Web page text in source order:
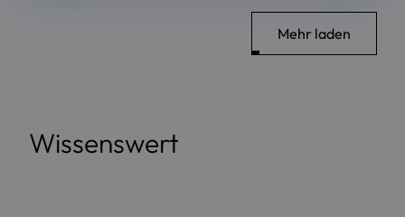
Mehr laden
Wissenswert